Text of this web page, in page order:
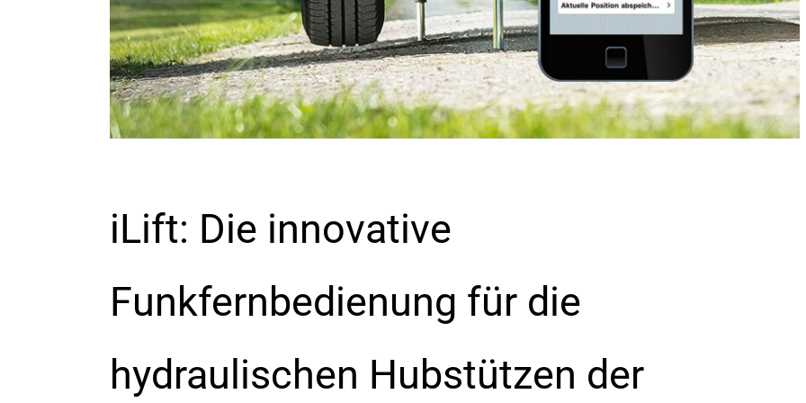
iLift: Die innovative
Funkfernbedienung für die
hydraulischen Hubstützen der